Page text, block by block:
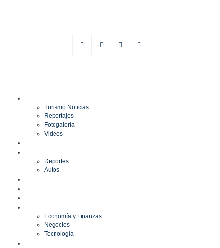
Turismo Noticias
Reportajes
Fotogalería
Videos
Deportes
Autos
Economía y Finanzas
Negocios
Tecnología